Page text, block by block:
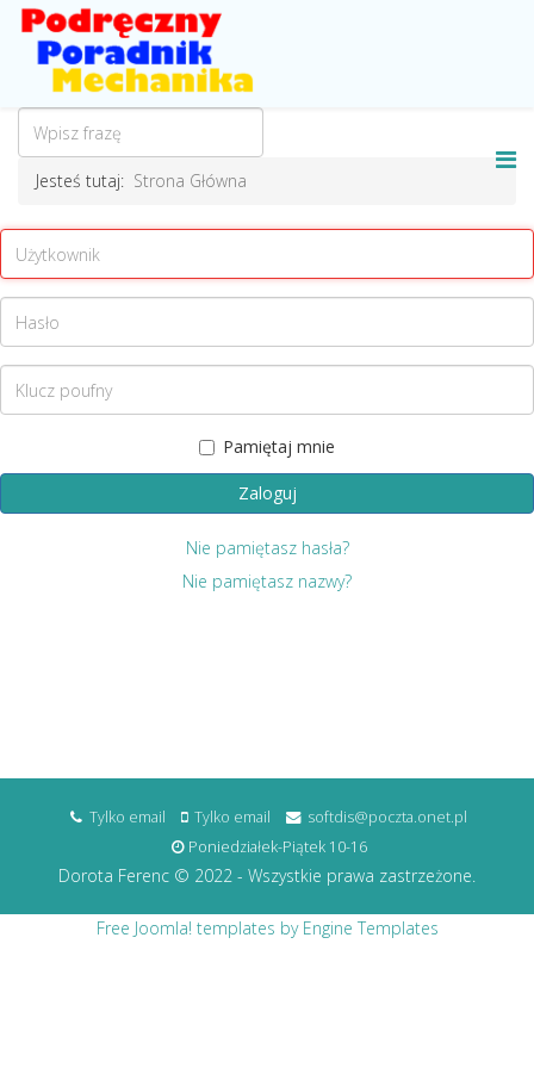
Jesteś tutaj: Strona Główna
Pamiętaj mnie
Zaloguj
Nie pamiętasz hasła?
Nie pamiętasz nazwy?
Tylko email Tylko email
softdis@poczta.onet.pl
Poniedziałek-Piątek 10-16
Dorota Ferenc © 2022 - Wszystkie prawa zastrzeżone.
Free Joomla! templates by Engine Templates